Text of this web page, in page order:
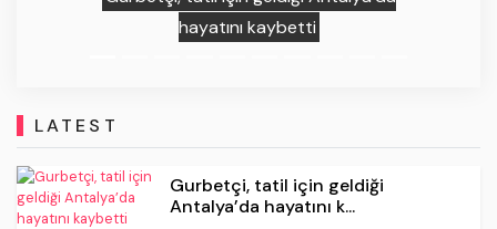
BM uzmanlarından kaymakama
LATEST
Gurbetçi, tatil için geldiği
Antalya’da hayatını k...